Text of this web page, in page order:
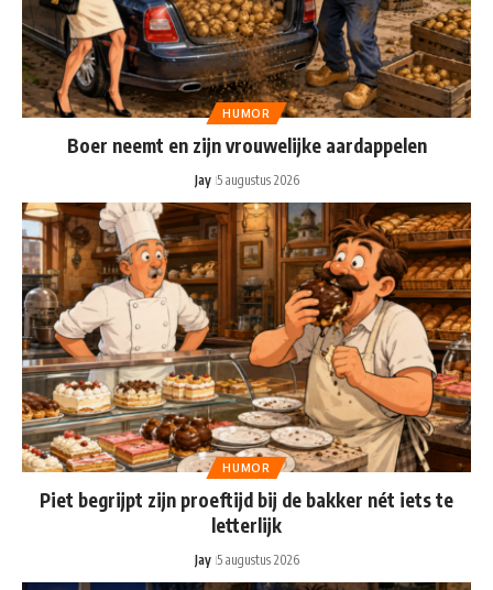
HUMOR
Boer neemt en zijn vrouwelijke aardappelen
Jay 5 augustus 2026
HUMOR
Piet begrijpt zijn proeftijd bij de bakker nét iets te
letterlijk
Jay 5 augustus 2026